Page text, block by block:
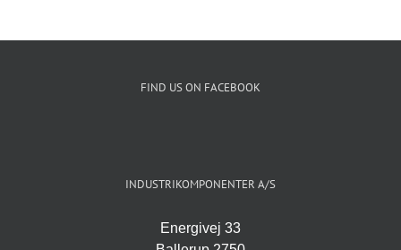
FIND US ON FACEBOOK
INDUSTRIKOMPONENTER A/S
Energivej 33